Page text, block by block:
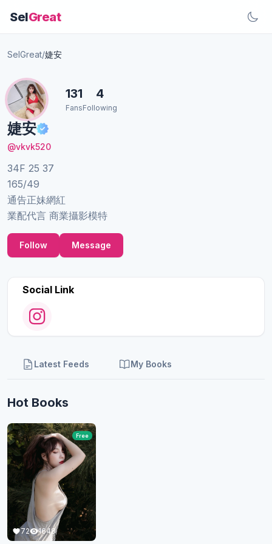
SelGreat
SelGreat/婕安
婕安
@vkvk520
34F 25 37
165/49
通告正妹網紅
業配代言 商業攝影模特
131
Fans
4
Following
Follow Message
Social Link
Latest Feeds My Books
Hot Books
72 1648
Free